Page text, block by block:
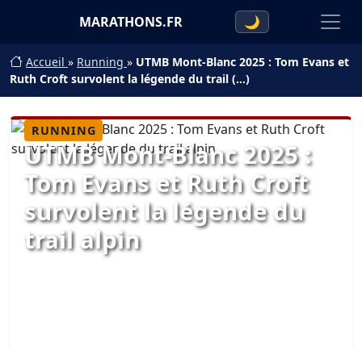
MARATHONS.FR 🌙
Accueil » Running » UTMB Mont-Blanc 2025 : Tom Evans et
Ruth Croft survolent la légende du trail (…)
RUNNING
UTMB Mont-Blanc 2025 :
Tom Evans et Ruth Croft
survolent la légende du
trail alpin